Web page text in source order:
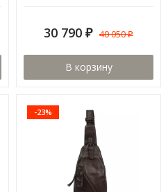
30 790 ₽ 40 050₽
В корзину
-23%